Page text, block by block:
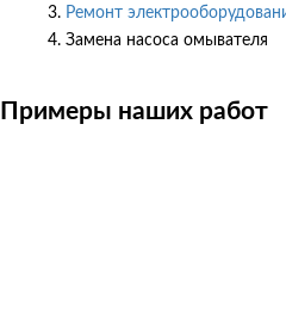
Ремонт
Замена насоса омывателя
Примеры наших работ